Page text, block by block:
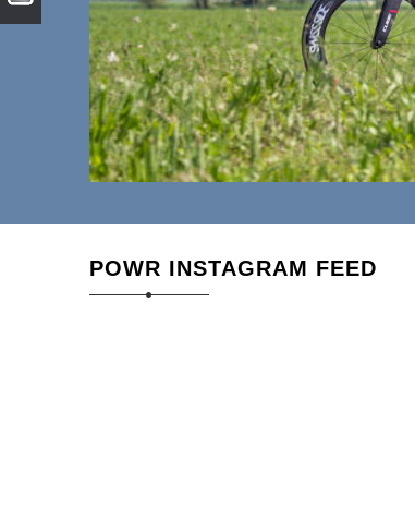
POWR INSTAGRAM FEED